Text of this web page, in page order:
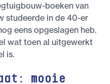
boeken van
studeerde in de 40-er
eens opgeslagen heb.
wat toen al uitgewerkt
is.
mooie